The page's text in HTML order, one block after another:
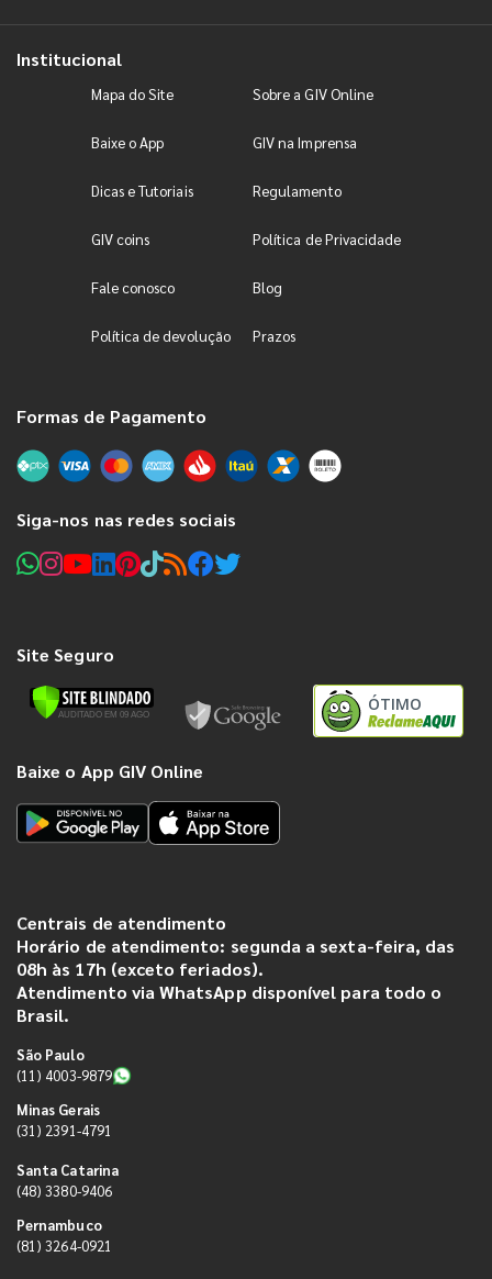
Institucional
Mapa do Site Sobre a GIV Online
Baixe o App GIV na Imprensa
Dicas e Tutoriais Regulamento
GIV coins Política de Privacidade
Fale conosco Blog
Política de devolução Prazos
Formas de Pagamento
Siga-nos nas redes sociais
Site Seguro
ÓTIMO
Baixe o App GIV Online
Centrais de atendimento
Horário de atendimento: segunda a sexta-feira, das
08h às 17h (exceto feriados).
Atendimento via WhatsApp disponível para todo o
Brasil.
São Paulo
(11) 4003-9879
Minas Gerais
(31) 2391-4791
Santa Catarina
(48) 3380-9406
Pernambuco
(81) 3264-0921